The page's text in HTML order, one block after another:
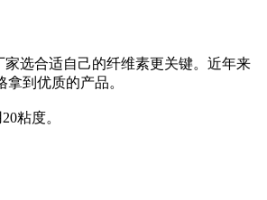
选合适自己的纤维素更关键。近年来
到优质的产品。
粘度。